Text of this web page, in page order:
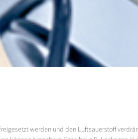
werden und den Luftsauerstoff